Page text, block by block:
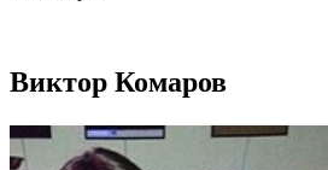
Виктор Комаров